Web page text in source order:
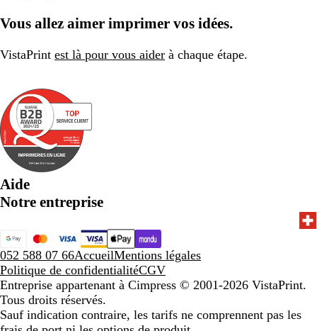
Vous allez aimer imprimer vos idées.
VistaPrint est là pour vous aider à chaque étape.
Aide
Notre entreprise
052 588 07 66AccueilMentions légales
Politique de confidentialitéCGV
Entreprise appartenant à Cimpress © 2001-2026 VistaPrint.
Tous droits réservés.
Sauf indication contraire, les tarifs ne comprennent pas les